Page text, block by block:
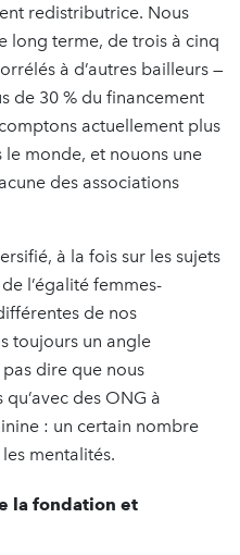
redistributrice. Nous
long terme, de trois à cinq
à d’autres bailleurs —
de 30 % du financement
actuellement plus
monde, et nouons une
des associations
à la fois sur les sujets
l’égalité femmes-
de nos
toujours un angle
pas dire que nous
des ONG à
: un certain nombre
mentalités.
la fondation et